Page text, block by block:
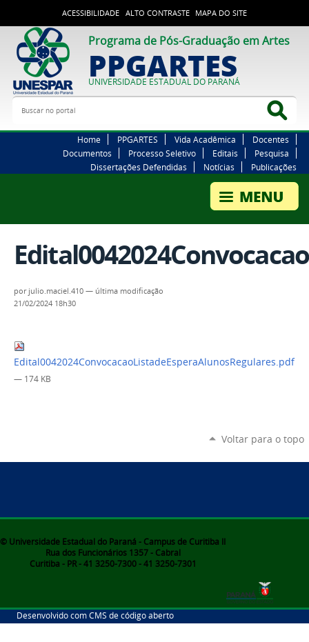
ACESSIBILIDADE ALTO CONTRASTE MAPA DO SITE
Programa de Pós-Graduação em Artes
PPGARTES
UNIVERSIDADE ESTADUAL DO PARANÁ
Buscar no portal
Home PPGARTES Vida Acadêmica
Docentes
Documentos
Processo Seletivo Editais
Pesquisa
Dissertações Defendidas
Notícias Publicações
por julio.maciel.410 — última modificação
21/02/2024 18h30
Edital0042024ConvocacaoListadeEsperaAlunosRegulares.pdf
— 174 KB
Voltar para o topo
© Universidade Estadual do Paraná - Campus de Curitiba II
Rua dos Funcionários 1357 - Cabral
Curitiba - PR - 41 3250-7300 - 41 3250-7301
Desenvolvido com CMS de código aberto